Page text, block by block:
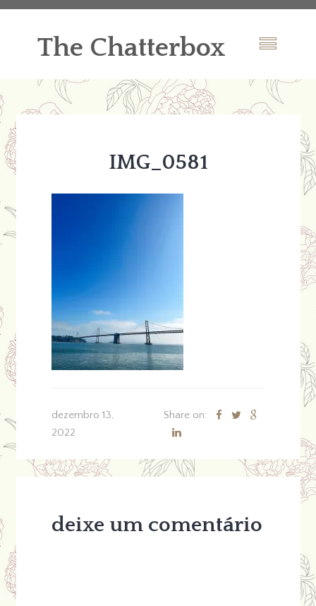
The Chatterbox
IMG_0581
dezembro 13,
2022
Share on:
deixe um comentário